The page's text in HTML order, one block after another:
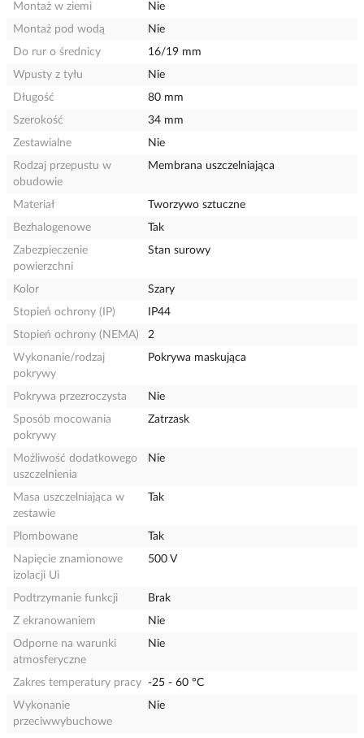
Montaż w ziemi
Nie
Montaż pod wodą
Nie
Do rur o średnicy
16/19 mm
Wpusty z tyłu
Nie
Długość
80 mm
Szerokość
34 mm
Zestawialne
Nie
Rodzaj przepustu w
obudowie
Membrana uszczelniająca
Materiał
Tworzywo sztuczne
Bezhalogenowe
Tak
Zabezpieczenie
powierzchni
Stan surowy
Kolor
Szary
Stopień ochrony (IP)
IP44
Stopień ochrony (NEMA)
2
Wykonanie/rodzaj
pokrywy
Pokrywa maskująca
Pokrywa przezroczysta
Nie
Sposób mocowania
pokrywy
Zatrzask
Możliwość dodatkowego
uszczelnienia
Nie
Masa uszczelniająca w
zestawie
Tak
Plombowane
Tak
Napięcie znamionowe
izolacji Ui
500 V
Podtrzymanie funkcji
Brak
Z ekranowaniem
Nie
Odporne na warunki
atmosferyczne
Nie
Zakres temperatury pracy
-25 - 60 °C
Wykonanie
przeciwwybuchowe
Nie